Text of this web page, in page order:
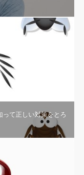
て正しい対策をとろ